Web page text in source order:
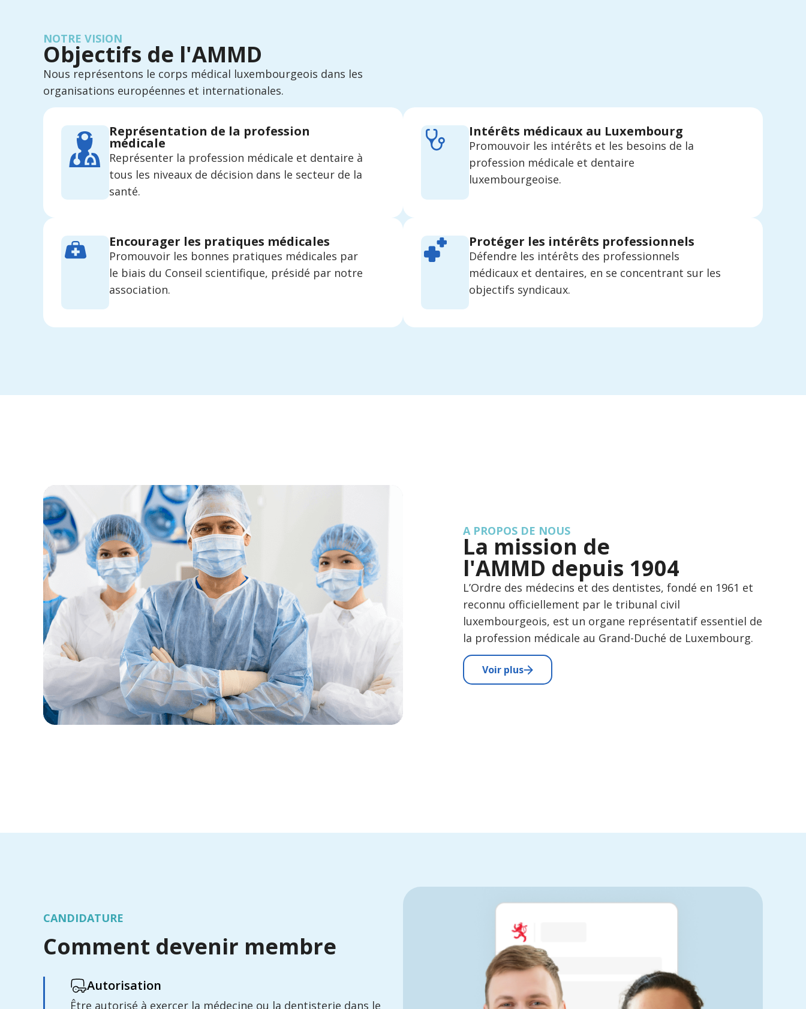
NOTRE VISION
Objectifs de l'AMMD
Nous représentons le corps médical luxembourgeois dans les
organisations européennes et internationales.
Représentation de la profession
médicale
Représenter la profession médicale et dentaire à
tous les niveaux de décision dans le secteur de la
santé.
Intérêts médicaux au Luxembourg
Promouvoir les intérêts et les besoins de la
profession médicale et dentaire
luxembourgeoise.
Encourager les pratiques médicales
Promouvoir les bonnes pratiques médicales par
le biais du Conseil scientifique, présidé par notre
association.
Protéger les intérêts professionnels
Défendre les intérêts des professionnels
médicaux et dentaires, en se concentrant sur les
objectifs syndicaux.
A PROPOS DE NOUS
La mission de
l'AMMD depuis 1904
L’Ordre des médecins et des dentistes, fondé en 1961 et
reconnu officiellement par le tribunal civil
luxembourgeois, est un organe représentatif essentiel de
la profession médicale au Grand-Duché de Luxembourg.
Voir plus
CANDIDATURE
Comment devenir membre
Autorisation
Être autorisé à exercer la médecine ou la dentisterie dans le